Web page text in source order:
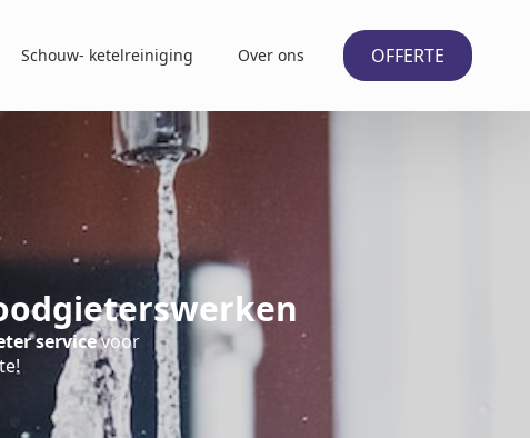
Schouw- ketelreiniging Over ons OFFERTE
servicevoor